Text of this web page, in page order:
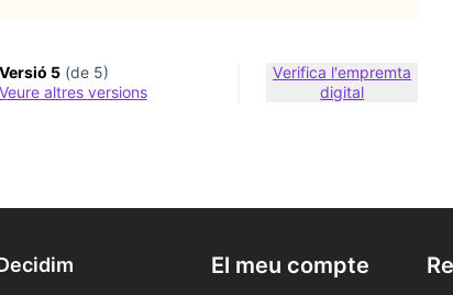
Versió 5(de 5)
veure altres versions
Verifica l'empremta
digital
El meu compte